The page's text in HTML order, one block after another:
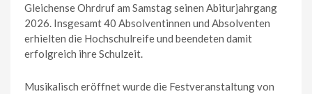
Gleichense Ohrdruf am Samstag seinen Abiturjahrgang
2026. Insgesamt 40 Absolventinnen und Absolventen
erhielten die Hochschulreife und beendeten damit
erfolgreich ihre Schulzeit.
Musikalisch eröffnet wurde die Festveranstaltung von